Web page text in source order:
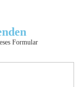
Formular